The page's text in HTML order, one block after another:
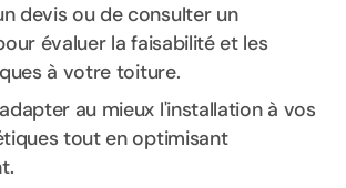
devis ou de consulter un
évaluer la faisabilité et les
à votre toiture.
au mieux l'installation à vos
tout en optimisant